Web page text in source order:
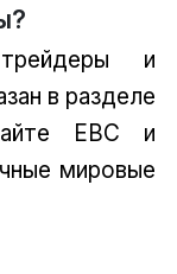
и
в разделе
EBC и
мировые